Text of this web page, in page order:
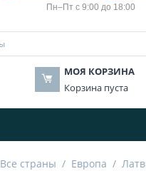
Пн–Пт с 9:00 до 18:00
МОЯ КОРЗИНА
Корзина пуста
Все страны / Европа /